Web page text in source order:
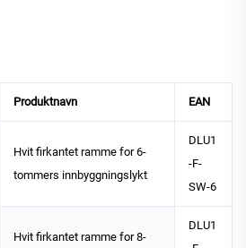
Produktnavn EAN
Hvit firkantet ramme for 6-
tommers innbyggningslykt
DLU1
-F-
SW-6
Hvit firkantet ramme for 8-
DLU1